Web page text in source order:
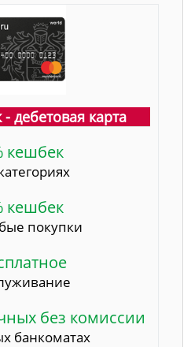
дебетовая карта
кешбек
кешбек
покупки
без комиссии
банкоматах